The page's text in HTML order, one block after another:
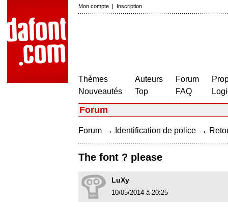
Mon compte | Inscription
Thèmes
Nouveautés
Auteurs
Top
Forum
FAQ
Forum
Forum → Identification de police →
The font ? please
LuXy
10/05/2014 à 20:25